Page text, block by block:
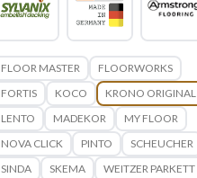
FLOOR MASTER
FLOORWORKS
FORTIS
KOCO
KRONO ORIGINAL
LENTO
MADEKOR
MY FLOOR
NOVA CLICK
PINTO
SCHEUCHER
SINDA
SKEMA
WEITZER PARKETT